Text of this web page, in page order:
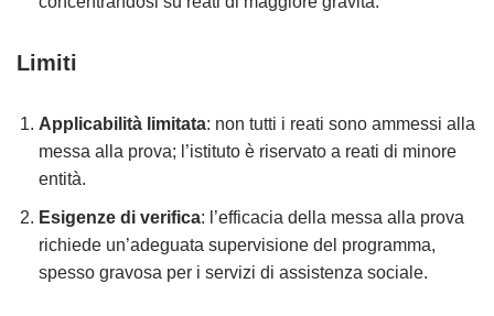
Limiti
Applicabilità limitata: non tutti i reati sono ammessi alla
messa alla prova; l’istituto è riservato a reati di minore
entità.
Esigenze di verifica: l’efficacia della messa alla prova
richiede un’adeguata supervisione del programma,
spesso gravosa per i servizi di assistenza sociale.